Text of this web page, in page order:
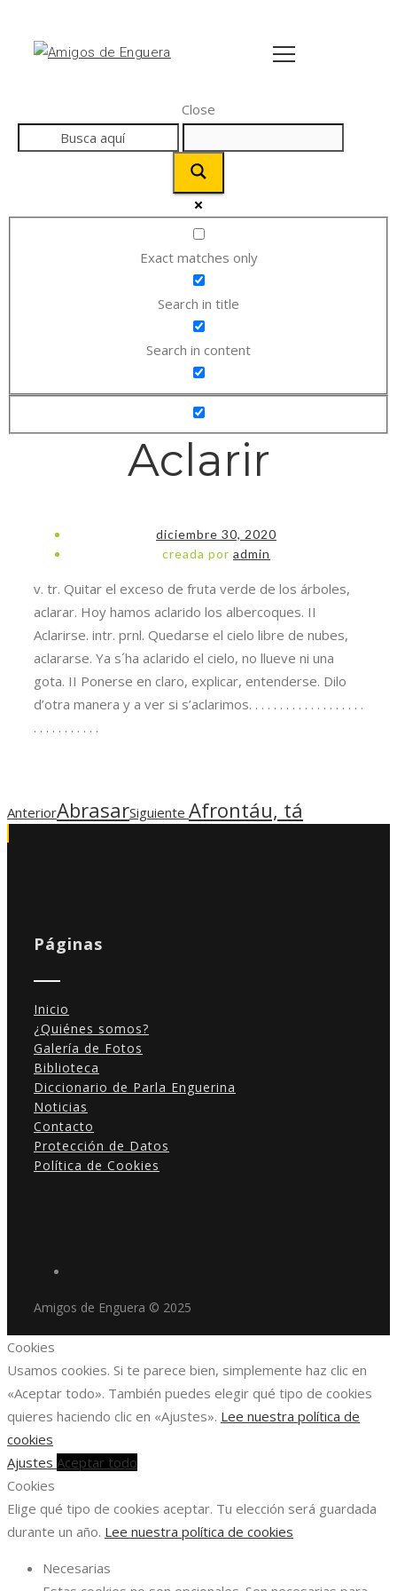
Close
Exact matches only
Search in title
Search in content
Aclarir
diciembre 30, 2020
creada por admin
v. tr. Quitar el exceso de fruta verde de los árboles,
aclarar. Hoy hamos aclarido los albercoques. II
Aclarirse. intr. prnl. Quedarse el cielo libre de nubes,
aclararse. Ya s´ha aclarido el cielo, no llueve ni una
gota. II Ponerse en claro, explicar, entenderse. Dilo
d’otra manera y a ver si s’aclarimos. . . . . . . . . . . . . . . . . . .
. . . . . . . . . . .
AnteriorAbrasarSiguiente Afrontáu, tá
Páginas
Inicio
¿Quiénes somos?
Galería de Fotos
Biblioteca
Diccionario de Parla Enguerina
Noticias
Contacto
Protección de Datos
Política de Cookies
Amigos de Enguera © 2025
Cookies
Usamos cookies. Si te parece bien, simplemente haz clic en
«Aceptar todo». También puedes elegir qué tipo de cookies
quieres haciendo clic en «Ajustes». Lee nuestra política de
cookies
Ajustes Aceptar todo
Cookies
Elige qué tipo de cookies aceptar. Tu elección será guardada
durante un año. Lee nuestra política de cookies
Necesarias